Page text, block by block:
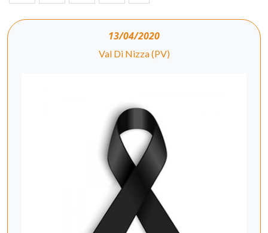
13/04/2020
Val Di Nizza (PV)